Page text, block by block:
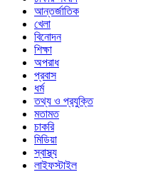
আন্তর্জাতিক
খেলা
বিনোদন
শিক্ষা
অপরাধ
প্রবাস
ধর্ম
তথ্য ও প্রযুক্তি
মতামত
চাকরি
মিডিয়া
স্বাস্থ্য
লাইফস্টাইল